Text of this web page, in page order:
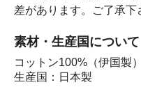
差があります。ご了承下
素材・生産国について
コットン100%（伊国製）
生産国：日本製